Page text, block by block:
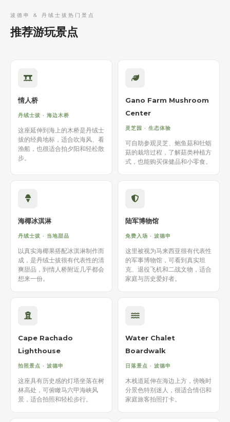
波德申 & 丹绒士拔热门景点
推荐游玩景点
情人桥
丹绒士拔 · 海边木桥
这座延伸到海上的木桥是丹绒士
拔的经典地标，适合吹海风、看
渔船，也很适合拍夕阳和轻松散
步。
Gano Farm Mushroom
Center
灵芝园 · 生态体验
可自助参观灵芝、鲍鱼菇和牡蛎
菇的栽培过程，了解菇类种植方
式，也能购买保健品和小零食。
海椰冰淇淋
丹绒士拔 · 当地甜品
以真实海椰果搭配冰淇淋制作而
成，是丹绒士拔很有代表性的清
爽甜品，到情人桥附近几乎都会
想来一份。
陆军博物馆
免费入场 · 波德申
这里被视为马来西亚很有代表性
的军事博物馆，可看到真实坦
克、退役飞机和二战文物，适合
家庭与历史爱好者。
Cape Rachado
Lighthouse
拍照景点 · 波德申
这座具有历史感的灯塔坐落在树
林高处，可俯瞰马六甲海峡风
景，适合拍照和轻松步行。
Water Chalet
Boardwalk
日落景点 · 波德申
木栈道延伸在海边上方，傍晚时
分景色特别迷人，很适合情侣和
家庭旅客拍照打卡。